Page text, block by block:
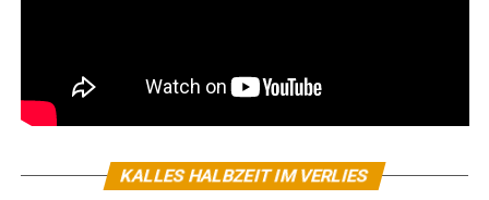
KALLES HALBZEIT IM VERLIES